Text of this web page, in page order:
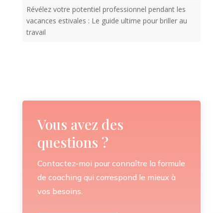
Révélez votre potentiel professionnel pendant les
vacances estivales : Le guide ultime pour briller au
travail
Vous avez des
questions ?
Contactez-moi pour connaître la formule
de coaching qui correspond le mieux à
vos besoins.